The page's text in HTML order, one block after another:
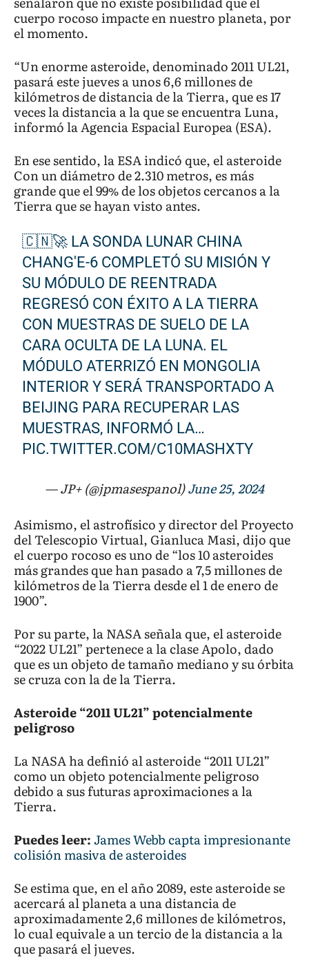
cuerpo rocoso impacte en nuestro planeta, por
el momento.
“Un enorme asteroide, denominado 2011 UL21,
pasará este jueves a unos 6,6 millones de
kilómetros de distancia de la Tierra, que es 17
veces la distancia a la que se encuentra Luna,
informó la Agencia Espacial Europea (ESA).
En ese sentido, la ESA indicó que, el asteroide
Con un diámetro de 2.310 metros, es más
grande que el 99% de los objetos cercanos a la
Tierra que se hayan visto antes.
🇨🇳🚀 LA SONDA LUNAR CHINA
CHANG'E-6 COMPLETÓ SU MISIÓN Y
SU MÓDULO DE REENTRADA
REGRESÓ CON ÉXITO A LA TIERRA
CON MUESTRAS DE SUELO DE LA
CARA OCULTA DE LA LUNA. EL
MÓDULO ATERRIZÓ EN MONGOLIA
INTERIOR Y SERÁ TRANSPORTADO A
BEIJING PARA RECUPERAR LAS
MUESTRAS, INFORMÓ LA…
PIC.TWITTER.COM/C10MASHXTY
— JP+ (@jpmasespanol)June 25, 2024
Asimismo, el astrofísico y director del Proyecto
del Telescopio Virtual, Gianluca Masi, dijo que
el cuerpo rocoso es uno de “los 10 asteroides
más grandes que han pasado a 7,5 millones de
kilómetros de la Tierra desde el 1 de enero de
1900”.
Por su parte, la NASA señala que, el asteroide
“2022 UL21” pertenece a la clase Apolo, dado
que es un objeto de tamaño mediano y su órbita
se cruza con la de la Tierra.
Asteroide “2011 UL21” potencialmente
peligroso
La NASA ha definió al asteroide “2011 UL21”
como un objeto potencialmente peligroso
debido a sus futuras aproximaciones a la
Tierra.
Puedes leer:James Webb capta impresionante
colisión masiva de asteroides
Se estima que, en el año 2089, este asteroide se
acercará al planeta a una distancia de
aproximadamente 2,6 millones de kilómetros,
lo cual equivale a un tercio de la distancia a la
que pasará el jueves.